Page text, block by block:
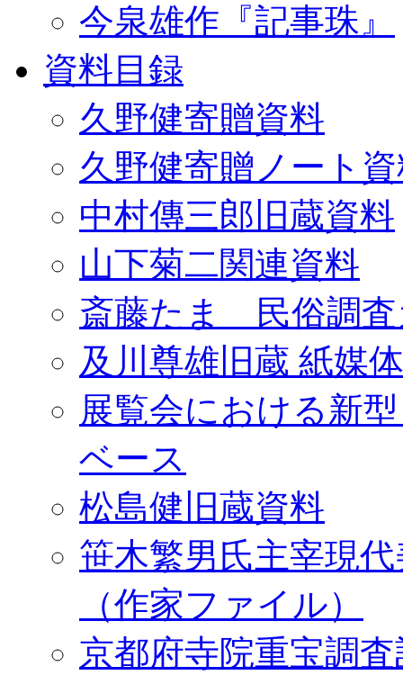
今泉雄作『記事珠』
資料目録
久野健寄贈資料
久野健寄贈ノート
中村傳三郎旧蔵資料
山下菊二関連資料
斎藤たま 民俗調査
及川尊雄旧蔵 紙媒
展覧会における新
ベース
松島健旧蔵資料
笹木繁男氏主宰現
（作家ファイル）
京都府寺院重宝調